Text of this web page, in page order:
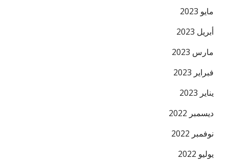
مايو 2023
أبريل 2023
مارس 2023
فبراير 2023
يناير 2023
ديسمبر 2022
نوفمبر 2022
يوليو 2022